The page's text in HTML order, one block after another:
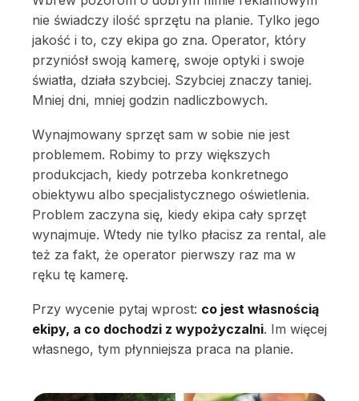
nie świadczy ilość sprzętu na planie. Tylko jego
jakość i to, czy ekipa go zna. Operator, który
przyniósł swoją kamerę, swoje optyki i swoje
światła, działa szybciej. Szybciej znaczy taniej.
Mniej dni, mniej godzin nadliczbowych.
Wynajmowany sprzęt sam w sobie nie jest
problemem. Robimy to przy większych
produkcjach, kiedy potrzeba konkretnego
obiektywu albo specjalistycznego oświetlenia.
Problem zaczyna się, kiedy ekipa cały sprzęt
wynajmuje. Wtedy nie tylko płacisz za rental, ale
też za fakt, że operator pierwszy raz ma w
ręku tę kamerę.
Przy wycenie pytaj wprost: co jest własnością
ekipy, a co dochodzi z wypożyczalni. Im więcej
własnego, tym płynniejsza praca na planie.